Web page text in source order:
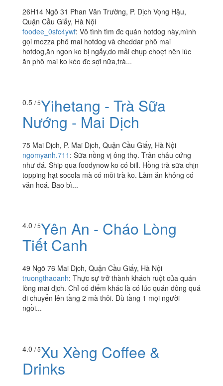
26H14 Ngõ 31 Phan Văn Trường, P. Dịch Vọng Hậu,
Quận Cầu Giấy, Hà Nội
foodee_0sfc4ywf: Vô tình tìm đc quán hotdog này,mình
gọi mozza phô mai hotdog và cheddar phô mai
hotdog,ăn ngon ko bị ngấy,do mải chụp choẹt nên lúc
ăn phô mai ko kéo đc sợi nữa,trà...
0.5/ 5Yihetang - Trà Sữa
Nướng - Mai Dịch
75 Mai Dịch, P. Mai Dịch, Quận Cầu Giấy, Hà Nội
văn hoá. Bao bì...
4.0/ 5Yên An - Cháo Lòng
Tiết Canh
49 Ngõ 76 Mai Dịch, Quận Cầu Giấy, Hà Nội
ngồi...